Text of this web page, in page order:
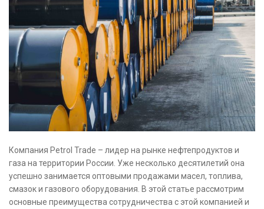
Компания Petrol Trade – лидер на рынке нефтепродуктов и
газа на территории России. Уже несколько десятилетий она
успешно занимается оптовыми продажами масел, топлива,
смазок и газового оборудования. В этой статье рассмотрим
основные преимущества сотрудничества с этой компанией и